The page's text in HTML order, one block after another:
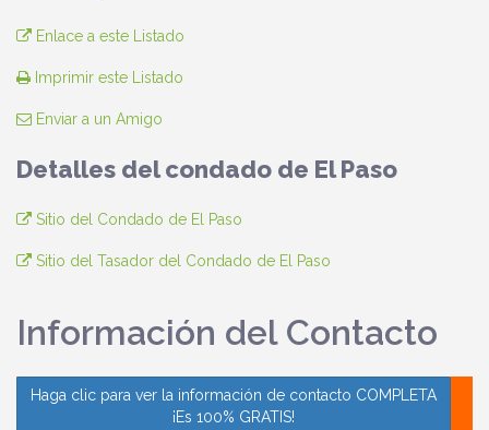
Enlace a este Listado
Imprimir este Listado
Enviar a un Amigo
Detalles del condado de El Paso
Sitio del Condado de El Paso
Sitio del Tasador del Condado de El Paso
Información del Contacto
Haga clic para ver la información de contacto COMPLETA
¡Es 100% GRATIS!